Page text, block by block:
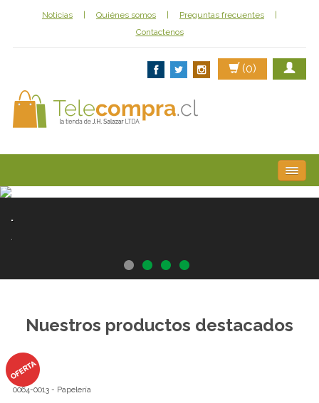
Noticias Quiénes somos Preguntas frecuentes
Contactenos
(0)
Librería
.
.
Nuestros productos destacados
0064-0013 - Papelería